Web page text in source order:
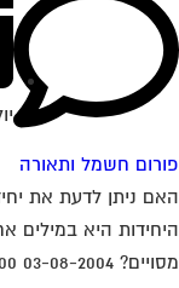
חשמל ותאורה
יולי 30,
היא במילים
03-08-2004 03:07:00...